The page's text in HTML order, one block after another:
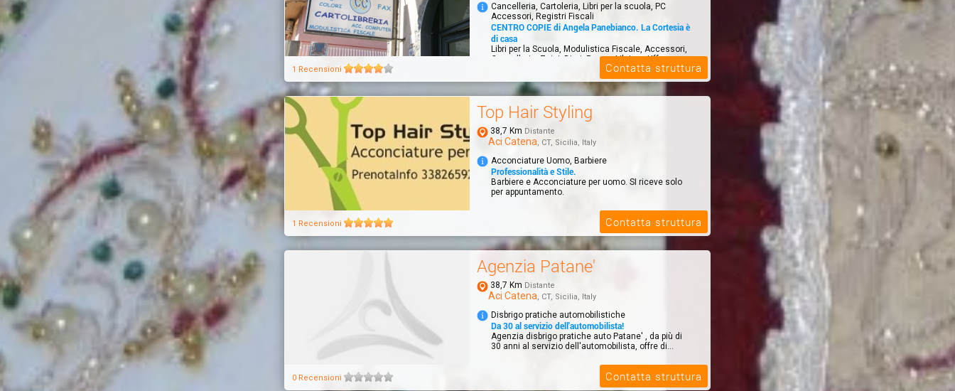
Cancelleria, Cartoleria, Libri per la scuola, PC
Accessori, Registri Fiscali
CENTRO COPIE di Angela Panebianco. La Cortesia è
di casa
Libri per la Scuola, Modulistica Fiscale, Accessori,
Cancelleria, Zaini, Diari, Penne, Libri per Uff...
1 Recensioni Contatta struttura
Top Hair Styling
38,7 Km Distante
Aci Catena, CT, Sicilia, Italy
Acconciature Uomo, Barbiere
Professionalità e Stile.
Barbiere e Acconciature per uomo. SI riceve solo
per appuntamento.
1 Recensioni Contatta struttura
Agenzia Patane'
38,7 Km Distante
Aci Catena, CT, Sicilia, Italy
Disbrigo pratiche automobilistiche
Da 30 al servizio dell'automobilista!
Agenzia disbrigo pratiche auto Patane' , da più di
30 anni al servizio dell'automobilista, offre di...
0 Recensioni Contatta struttura